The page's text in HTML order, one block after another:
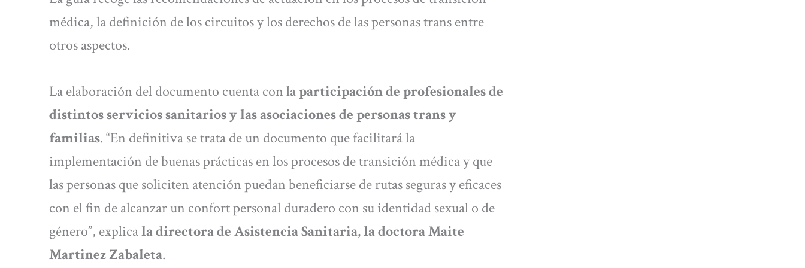
médica, la definición de los circuitos y los derechos de las personas trans entre
otros aspectos.
La elaboración del documento cuenta con laparticipación de profesionales de
distintos servicios sanitarios y las asociaciones de personas trans y
familias. “En definitiva se trata de un documento que facilitará la
implementación de buenas prácticas en los procesos de transición médica y que
las personas que soliciten atención puedan beneficiarse de rutas seguras y eficaces
con el fin de alcanzar un confort personal duradero con su identidad sexual o de
género”, explicala directora de Asistencia Sanitaria, la doctora Maite
Martinez Zabaleta.